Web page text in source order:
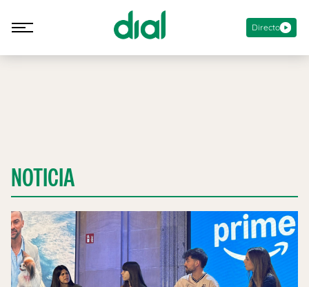
Directo
NOTICIA